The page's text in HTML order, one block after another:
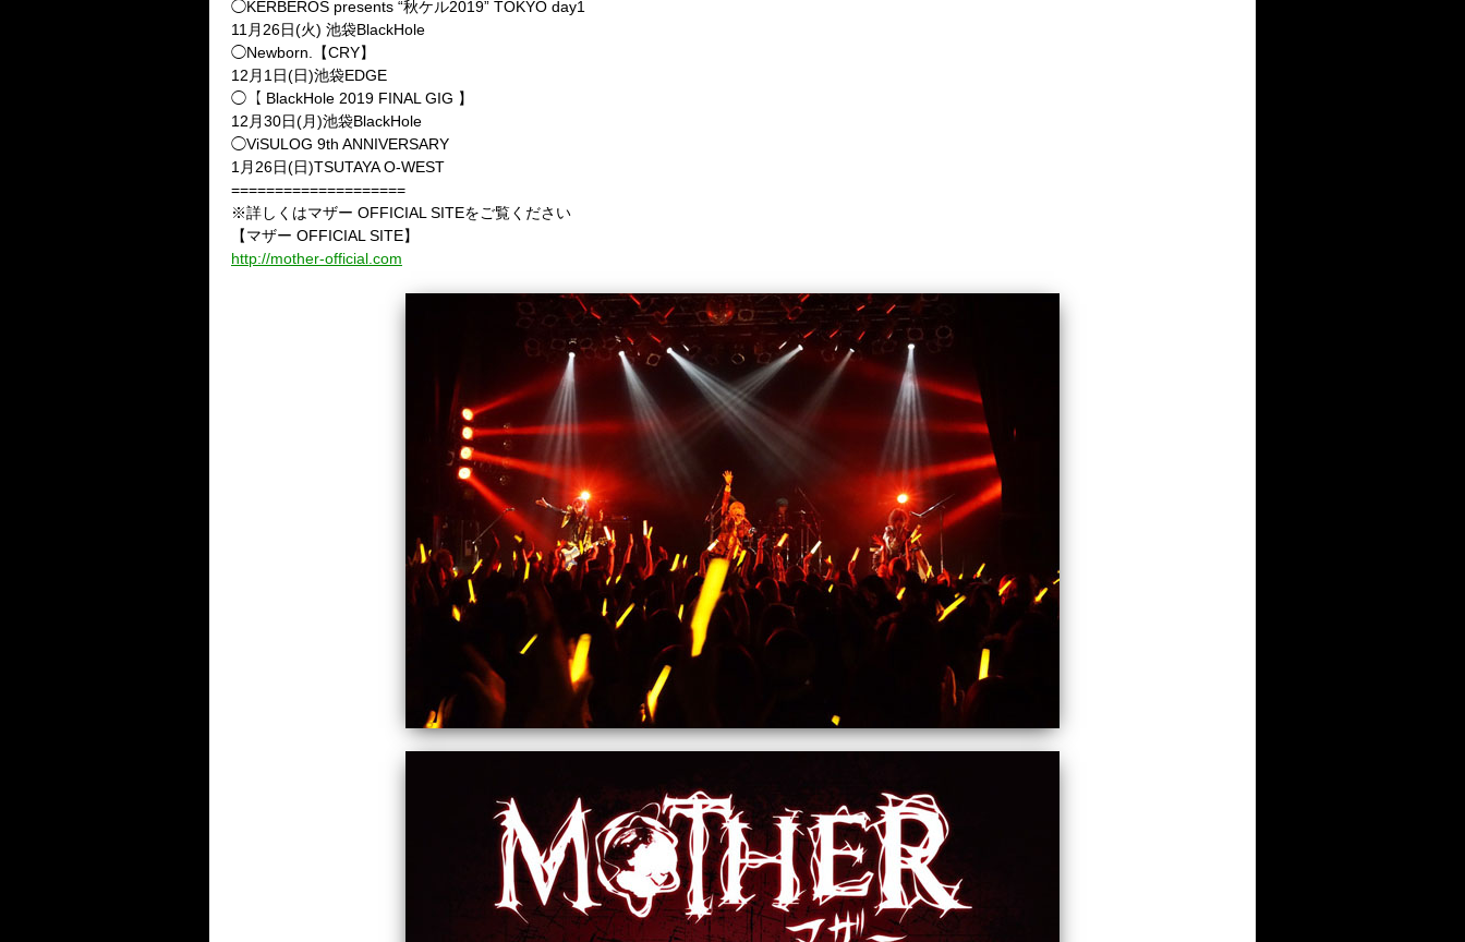
◯KERBEROS presents “秋ケル2019” TOKYO day1
11月26日(火) 池袋BlackHole
◯Newborn.【CRY】
12月1日(日)池袋EDGE
◯【 BlackHole 2019 FINAL GIG 】
12月30日(月)池袋BlackHole
◯ViSULOG 9th ANNIVERSARY
1月26日(日)TSUTAYA O-WEST
====================
※詳しくはマザー OFFICIAL SITEをご覧ください
【マザー OFFICIAL SITE】
http://mother-official.com